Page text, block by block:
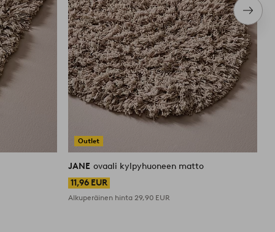
Outlet
JANE ovaali kylpyhuoneen matto
11,96 EUR
Alkuperäinen hinta 29,90 EUR
tuote